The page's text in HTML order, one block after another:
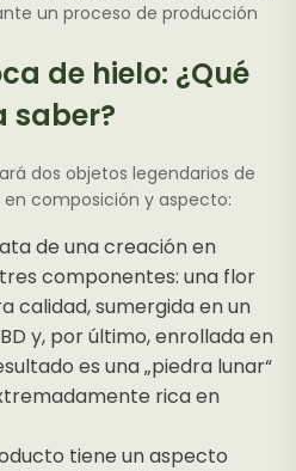
un proceso de producción
de hielo: ¿Qué
saber?
dos objetos legendarios de
composición y aspecto:
de una creación en
componentes: una flor
calidad, sumergida en un
y, por último, enrollada en
es una „piedra lunar“
rica en
tiene un aspecto